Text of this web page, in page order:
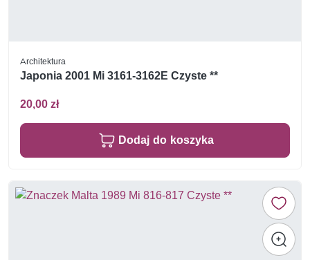
Architektura
Japonia 2001 Mi 3161-3162E Czyste **
20,00 zł
Dodaj do koszyka